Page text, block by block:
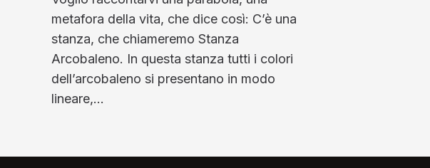
metafora della vita, che dice così: C’è una
stanza, che chiameremo Stanza
Arcobaleno. In questa stanza tutti i colori
dell’arcobaleno si presentano in modo
lineare,…